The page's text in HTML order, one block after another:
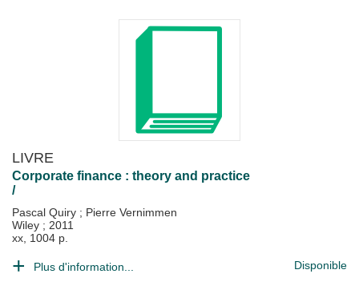
LIVRE
Corporate finance : theory and practice
/
Pascal Quiry ; Pierre Vernimmen
Wiley ; 2011
xx, 1004 p.
Plus d'information... Disponible